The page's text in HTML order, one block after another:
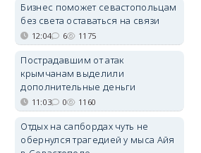
Бизнес поможет севастопольцам
без света оставаться на связи
12:04 6 1175
Пострадавшим от атак
крымчанам выделили
дополнительные деньги
11:03 0 1160
Отдых на сапбордах чуть не
обернулся трагедией у мыса Айя